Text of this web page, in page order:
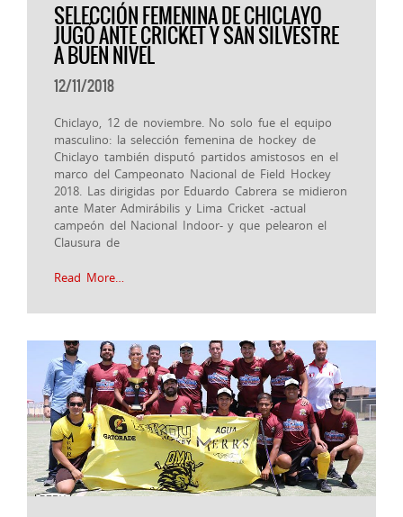
SELECCIÓN FEMENINA DE CHICLAYO
JUGÓ ANTE CRICKET Y SAN SILVESTRE
A BUEN NIVEL
12/11/2018
Chiclayo, 12 de noviembre. No solo fue el equipo
masculino: la selección femenina de hockey de
Chiclayo también disputó partidos amistosos en el
marco del Campeonato Nacional de Field Hockey
2018. Las dirigidas por Eduardo Cabrera se midieron
ante Mater Admirábilis y Lima Cricket -actual
campeón del Nacional Indoor- y que pelearon el
Clausura de
Read More…